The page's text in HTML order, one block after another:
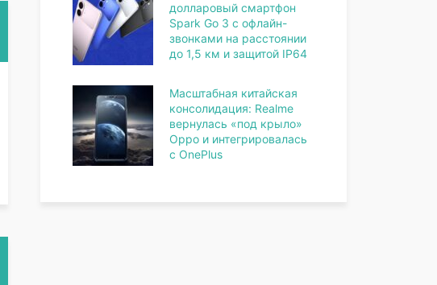
долларовый смартфон
Spark Go 3 с офлайн-
звонками на расстоянии
до 1,5 км и защитой IP64
Масштабная китайская
консолидация: Realme
вернулась «под крыло»
Oppo и интегрировалась
с OnePlus